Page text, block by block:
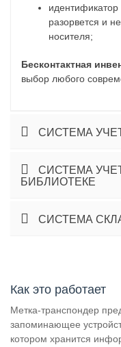
идентификатор
разорвется и
носителя;
Бесконтактная
выбор любого
СИСТЕМА
СИСТЕМА
БИБЛИОТЕКЕ
СИСТЕМА
Как это работает
Метка-транспондер
запоминающее
котором хранится